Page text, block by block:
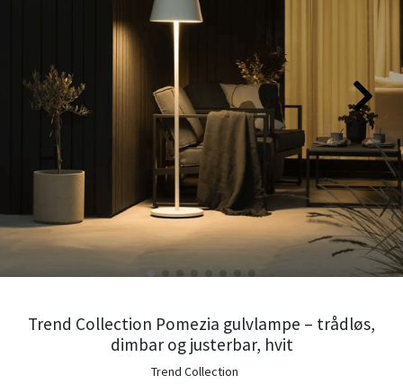
Trend Collection Pomezia gulvlampe – trådløs,
dimbar og justerbar, hvit
Trend Collection